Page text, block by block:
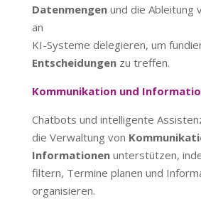
Datenmengenund die Ableitung
an
KI-Systeme delegieren, um
Entscheidungenzu treffen.
Kommunikation und
Chatbots und intelligente
die Verwaltung von
Informationenunterstützen,
filtern, Termine planen und
organisieren.